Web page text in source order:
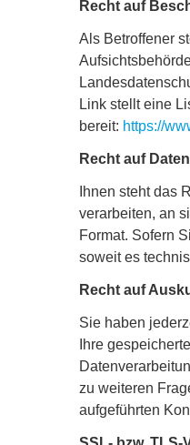
Recht auf
Als Betroffener
Link stellt eine
bereit: https://
Recht auf
Ihnen steht das
verarbeiten, an
Format. Sofern
soweit es
Recht auf
Sie haben
Ihre
zu weiteren
aufgeführten